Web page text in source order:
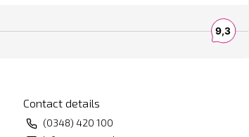
Contact details
(0348) 420 100